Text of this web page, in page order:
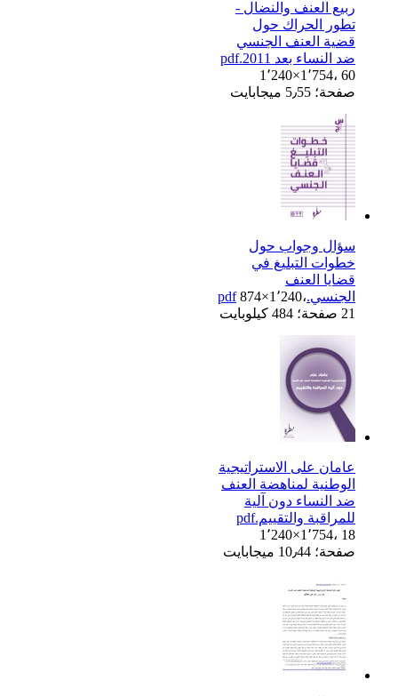
ربيع العنف والنضال -
تطور الحراك حول
قضية العنف الجنسي
ضد النساء بعد 2011.pdf
1٬240×1٬754، 60
صفحة؛ 5٫55 ميجابايت
سؤال وجواب حول
خطوات التبليغ في
قضايا العنف
الجنسي.pdf874×1٬240،
21 صفحة؛ 484 كيلوبايت
عامان على الاستراتيجية
الوطنية لمناهضة العنف
ضد النساء دون آلية
للمراقبة والتقييم.pdf
1٬240×1٬754، 18
صفحة؛ 10٫44 ميجابايت